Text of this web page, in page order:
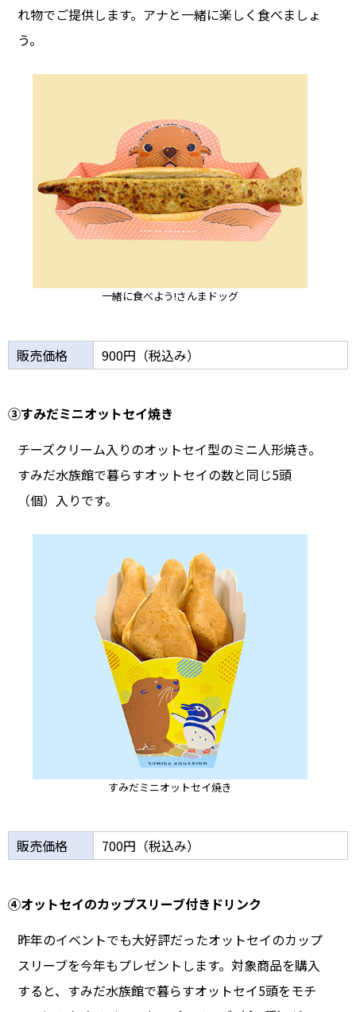
れ物でご提供します。アナと一緒に楽しく食べましょ
う。
一緒に食べよう!さんまドッグ
販売価格 900円（税込み）
③すみだミニオットセイ焼き
チーズクリーム入りのオットセイ型のミニ人形焼き。
すみだ水族館で暮らすオットセイの数と同じ5頭
（個）入りです。
すみだミニオットセイ焼き
販売価格 700円（税込み）
④オットセイのカップスリーブ付きドリンク
昨年のイベントでも大好評だったオットセイのカップ
スリーブを今年もプレゼントします。対象商品を購入
すると、すみだ水族館で暮らすオットセイ5頭をモチ